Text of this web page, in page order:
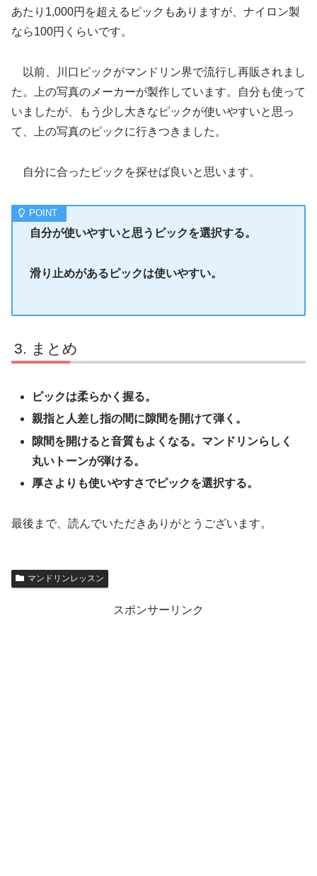
あたり1,000円を超えるピックもありますが、ナイロン製
なら100円くらいです。
以前、川口ピックがマンドリン界で流行し再販されまし
た。上の写真のメーカーが製作しています。自分も使って
いましたが、もう少し大きなピックが使いやすいと思っ
て、上の写真のピックに行きつきました。
自分に合ったピックを探せば良いと思います。
自分が使いやすいと思うピックを選択する。
滑り止めがあるピックは使いやすい。
まとめ
ピックは柔らかく握る。
親指と人差し指の間に隙間を開けて弾く。
隙間を開けると音質もよくなる。マンドリンらしく
丸いトーンが弾ける。
厚さよりも使いやすさでピックを選択する。
最後まで、読んでいただきありがとうございます。
マンドリンレッスン
スポンサーリンク